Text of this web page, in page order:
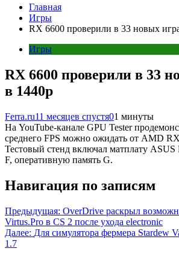
Главная
Игры
RX 6600 проверили в 33 новых
Игры
RX 6600 проверили в 33
в 1440p
Ferra.ru11 месяцев спустя01 минуты
На YouTube-канале GPU Tester
среднего FPS можно ожидать от AMD
Тестовый стенд включал матплату
F, оперативную память G.
Навигация по записям
Предыдущая: OverDrive раскрыл
Virtus.Pro в CS 2 после ухода electronic
Далее: Для симулятора фермера Stardew
1.7